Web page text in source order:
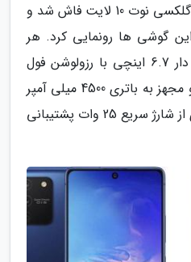
های گلکسی اس 10 لایت و گلکسی نوت 10 لایت فاش شد و
گوشی ها رونمایی کرد. هر
دو گوشی از نمایشگر حفره دار 6.7 اینچی با رزولوشن فول
اچ دی پلاس بهره می برند و مجهز به باتری 4500 میلی آمپر
ساعتی هستند که این باتری از شارژ سریع 25 وات پشتیبانی